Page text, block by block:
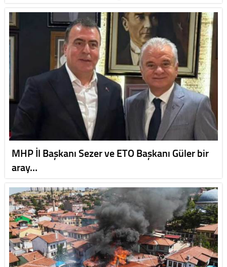
MHP İl Başkanı Sezer ve ETO Başkanı Güler bir
aray…